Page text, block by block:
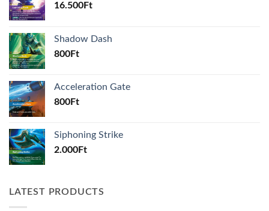
16.500Ft
Shadow Dash
800Ft
Acceleration Gate
800Ft
Siphoning Strike
2.000Ft
LATEST PRODUCTS